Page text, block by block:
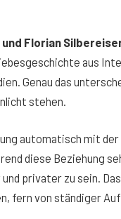
Florian
aus
Genau das
stehen.
automatisch mit
diese Beziehung
privater zu sein.
fern von ständiger